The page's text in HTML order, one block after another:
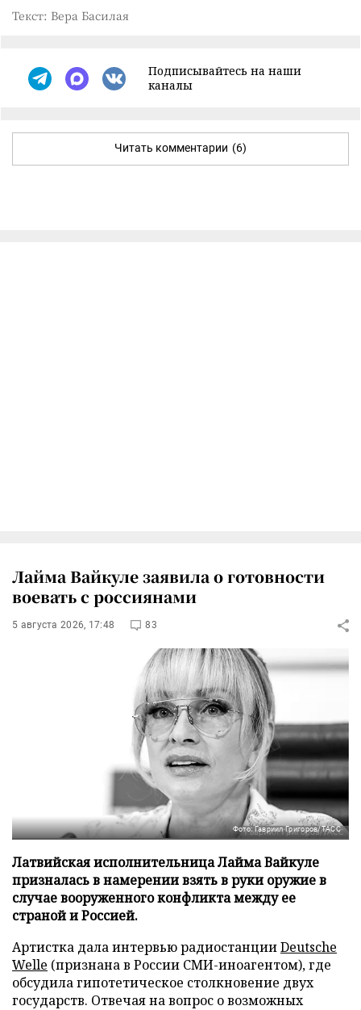
Текст: Вера Басилая
Подписывайтесь на наши
каналы
Читать комментарии (6)
Лайма Вайкуле заявила о готовности
воевать с россиянами
5 августа 2026, 17:48 83
Фото: Гавриил Григоров/ТАСС
Латвийская исполнительница Лайма Вайкуле
призналась в намерении взять в руки оружие в
случае вооруженного конфликта между ее
страной и Россией.
Артистка дала интервью радиостанцииDeutsche
Welle (признана в России СМИ-иноагентом), где
обсудила гипотетическое столкновение двух
государств. Отвечая на вопрос о возможных